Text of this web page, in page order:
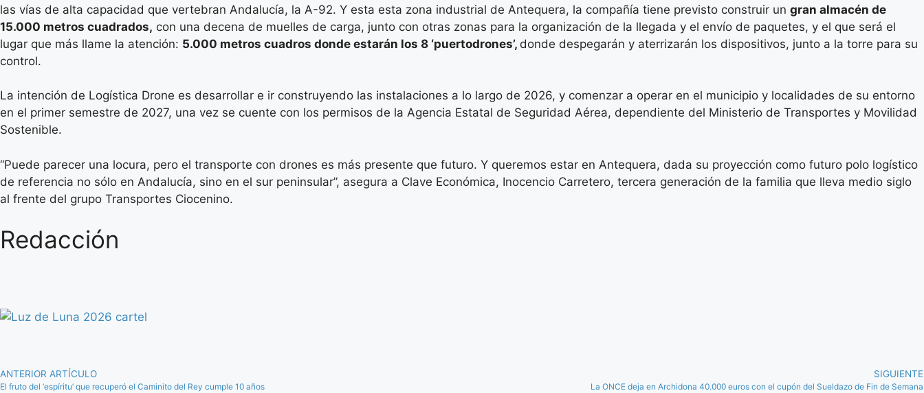
las vías de alta capacidad que vertebran Andalucía, la A-92. Y esta esta zona industrial de Antequera, la compañía tiene previsto construir un gran almacén de
15.000 metros cuadrados, con una decena de muelles de carga, junto con otras zonas para la organización de la llegada y el envío de paquetes, y el que será el
lugar que más llame la atención: 5.000 metros cuadros donde estarán los 8 ‘puertodrones’, donde despegarán y aterrizarán los dispositivos, junto a la torre para su
control.
La intención de Logística Drone es desarrollar e ir construyendo las instalaciones a lo largo de 2026, y comenzar a operar en el municipio y localidades de su entorno
en el primer semestre de 2027, una vez se cuente con los permisos de la Agencia Estatal de Seguridad Aérea, dependiente del Ministerio de Transportes y Movilidad
Sostenible.
“Puede parecer una locura, pero el transporte con drones es más presente que futuro. Y queremos estar en Antequera, dada su proyección como futuro polo logístico
de referencia no sólo en Andalucía, sino en el sur peninsular”, asegura a Clave Económica, Inocencio Carretero, tercera generación de la familia que lleva medio siglo
al frente del grupo Transportes Ciocenino.
Redacción
ANTERIOR ARTÍCULO
El fruto del ‘espíritu’ que recuperó el Caminito del Rey cumple 10 años
SIGUIENTE
La ONCE deja en Archidona 40.000 euros con el cupón del Sueldazo de Fin de Semana